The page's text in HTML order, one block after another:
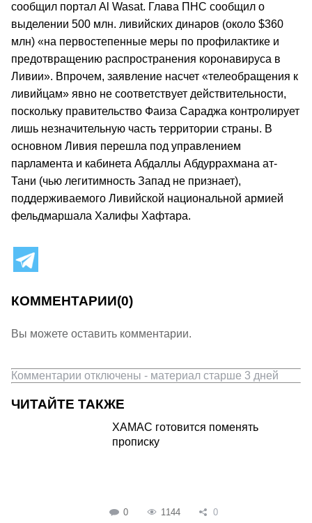
сообщил портал Al Wasat. Глава ПНС сообщил о
выделении 500 млн. ливийских динаров (около $360
млн) «на первостепенные меры по профилактике и
предотвращению распространения коронавируса в
Ливии». Впрочем, заявление насчет «телеобращения к
ливийцам» явно не соответствует действительности,
поскольку правительство Фаиза Сараджа контролирует
лишь незначительную часть территории страны. В
основном Ливия перешла под управлением
парламента и кабинета Абдаллы Абдуррахмана ат-
Тани (чью легитимность Запад не признает),
поддерживаемого Ливийской национальной армией
фельдмаршала Халифы Хафтара.
КОММЕНТАРИИ(0)
Вы можете оставить комментарии.
Комментарии отключены - материал старше 3 дней
ЧИТАЙТЕ ТАКЖЕ
ХАМАС готовится поменять
прописку
0 1144 0